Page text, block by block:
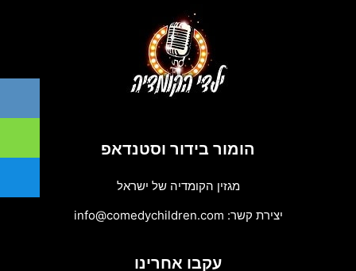
הומור בידור וסטנדאפ
מגזין הקומדיה של ישראל
יצירת קשר: info@comedychildren.com
עקבו אחרינו